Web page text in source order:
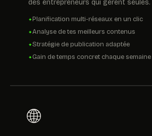
des entrepreneurs qui gèrent seules.
Planification multi-réseaux en un clic
Analyse de tes meilleurs contenus
Stratégie de publication adaptée
Gain de temps concret chaque semaine
🌐